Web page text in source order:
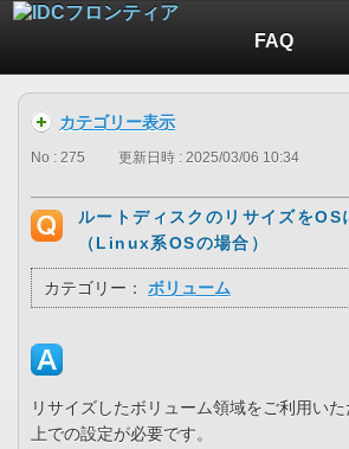
FAQ
カテゴリー表示
No : 275 更新日時 : 2025/03/06 10:34
ルートディスクのリサイズをOS
（Linux系OSの場合）
カテゴリー： ボリューム
リサイズしたボリューム領域をご利用い
上での設定が必要です。